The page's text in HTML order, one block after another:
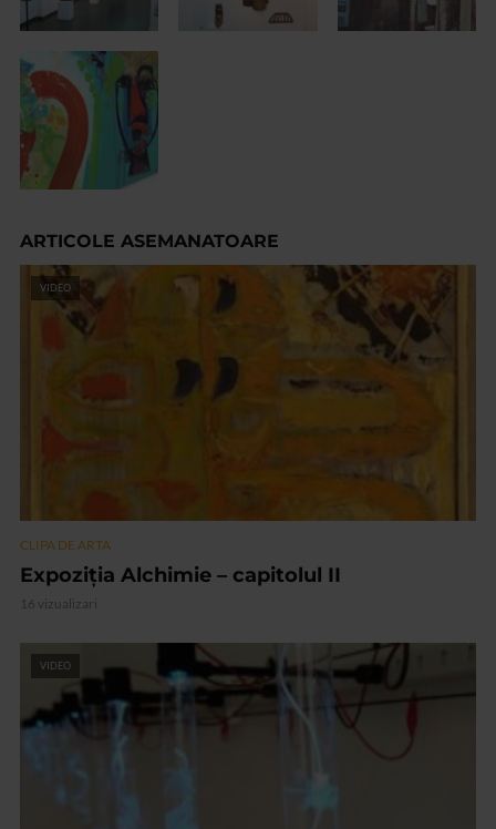
ARTICOLE ASEMANATOARE
VIDEO
CLIPA DE ARTA
Expoziția Alchimie – capitolul II
16 vizualizari
VIDEO